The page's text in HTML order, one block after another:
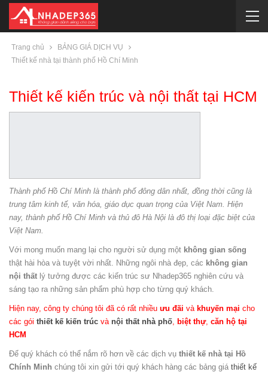
Trang chủ
BẢNG GIÁ DỊCH VỤ
Thiết kế nhà tại thành phố Hồ Chí Minh
Thiết kế kiến trúc và nội thất tại HCM
Thành phố Hồ Chí Minh là thành phố đông dân nhất, đồng thời cũng là
trung tâm kinh tế, văn hóa, giáo dục quan trọng của Việt Nam. Hiện
nay, thành phố Hồ Chí Minh và thủ đô Hà Nội là đô thị loại đặc biệt của
Việt Nam.
Với mong muốn mang lại cho người sử dụng một không gian sống
thật hài hòa và tuyệt vời nhất. Những ngôi nhà đẹp, các không gian
nội thất lý tưởng được các kiến trúc sư Nhadep365 nghiên cứu và
sáng tạo ra những sản phẩm phù hợp cho từng quý khách.
Hiện nay, công ty chúng tôi đã có rất nhiều ưu đãi và khuyến mại cho
các gói thiết kế kiến trúc và nội thất nhà phố, biệt thự, căn hộ tại
HCM
Để quý khách có thể nắm rõ hơn về các dịch vụ thiết kế nhà tại Hồ
Chính Minh chúng tôi xin gửi tới quý khách hàng các bảng giá thiết kế